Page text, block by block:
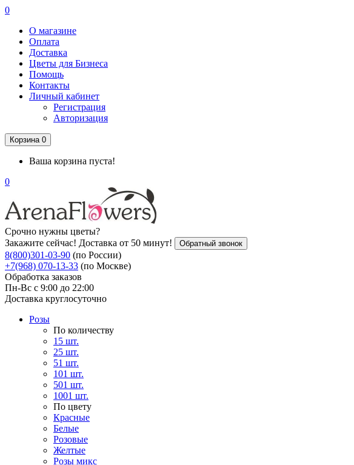
0
О магазине
Оплата
Доставка
Цветы для Бизнеса
Помощь
Контакты
Личный кабинет
Регистрация
Авторизация
Корзина 0
Ваша корзина пуста!
0
Срочно нужны цветы?
Закажите сейчас! Доставка от 50 минут!
Обратный звонок
8(800)301-03-90 (по России)
+7(968) 070-13-33 (по Москве)
Обработка заказов
Пн-Вс с 9:00 до 22:00
Доставка круглосуточно
Розы
По количеству
15 шт.
25 шт.
51 шт.
101 шт.
501 шт.
1001 шт.
По цвету
Красные
Белые
Розовые
Желтые
Розы микс